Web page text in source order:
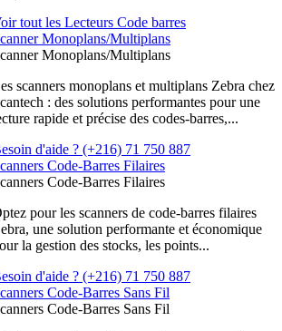
tout les Lecteurs Code barres
Monoplans/Multiplans
Monoplans/Multiplans
scanners monoplans et multiplans Zebra chez
: des solutions performantes pour une
rapide et précise des codes-barres,...
d'aide ? (+216) 71 750 887
Code-Barres Filaires
Code-Barres Filaires
pour les scanners de code-barres filaires
une solution performante et économique
la gestion des stocks, les points...
d'aide ? (+216) 71 750 887
Code-Barres Sans Fil
Code-Barres Sans Fil